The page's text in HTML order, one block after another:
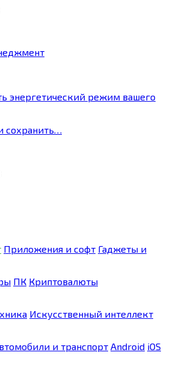
энергетический режим вашего
сохранить…
Приложения и софт Гаджеты и
ПК Криптовалюты
Искусственный интеллект
и транспорт Android iOS